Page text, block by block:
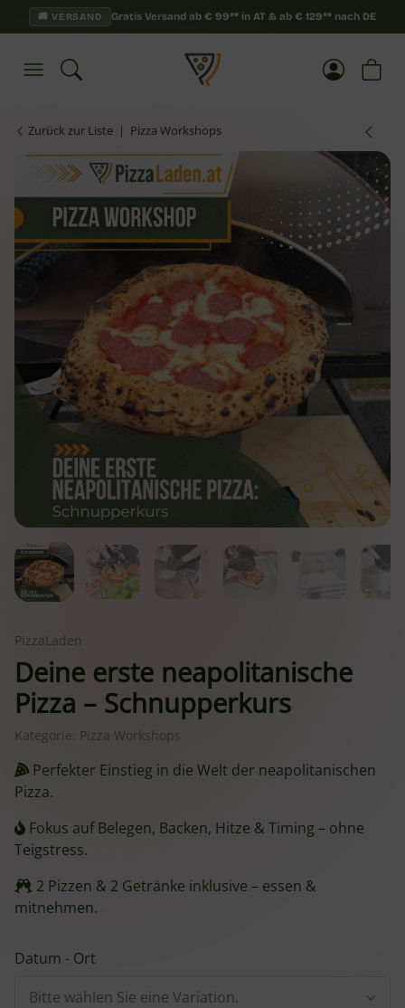
🚚 VERSAND Gratis Versand ab € 99** in AT & ab € 129** nach DE
Zurück zur Liste Pizza Workshops
PizzaLaden
Deine erste neapolitanische
Pizza – Schnupperkurs
Kategorie: Pizza Workshops
Perfekter Einstieg in die Welt der neapolitanischen
Pizza.
Fokus auf Belegen, Backen, Hitze & Timing – ohne
Teigstress.
2 Pizzen & 2 Getränke inklusive – essen &
mitnehmen.
Datum - Ort
Bitte wählen Sie eine Variation.